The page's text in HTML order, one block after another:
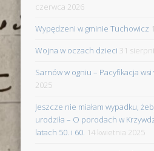
czerwca 2026
Wypędzeni w gminie Tuchowicz
Wojna w oczach dzieci 31
Sarnów w ogniu – Pacyfikacja wsi
2025
Jeszcze nie miałam wypadku,
urodziła – O porodach w
latach 50. i 60. 14 kwietnia 2025